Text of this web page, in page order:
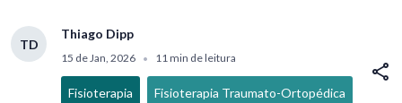
TD
Thiago Dipp
15 de Jan, 2026 • 11 min de leitura
Fisioterapia Fisioterapia Traumato-Ortopédica